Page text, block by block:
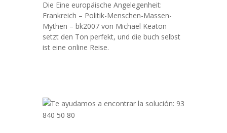
Die Eine europäische Angelegenheit:
Frankreich – Politik-Menschen-Massen-
Mythen – bk2007 von Michael Keaton
setzt den Ton perfekt, und die buch selbst
ist eine online Reise.